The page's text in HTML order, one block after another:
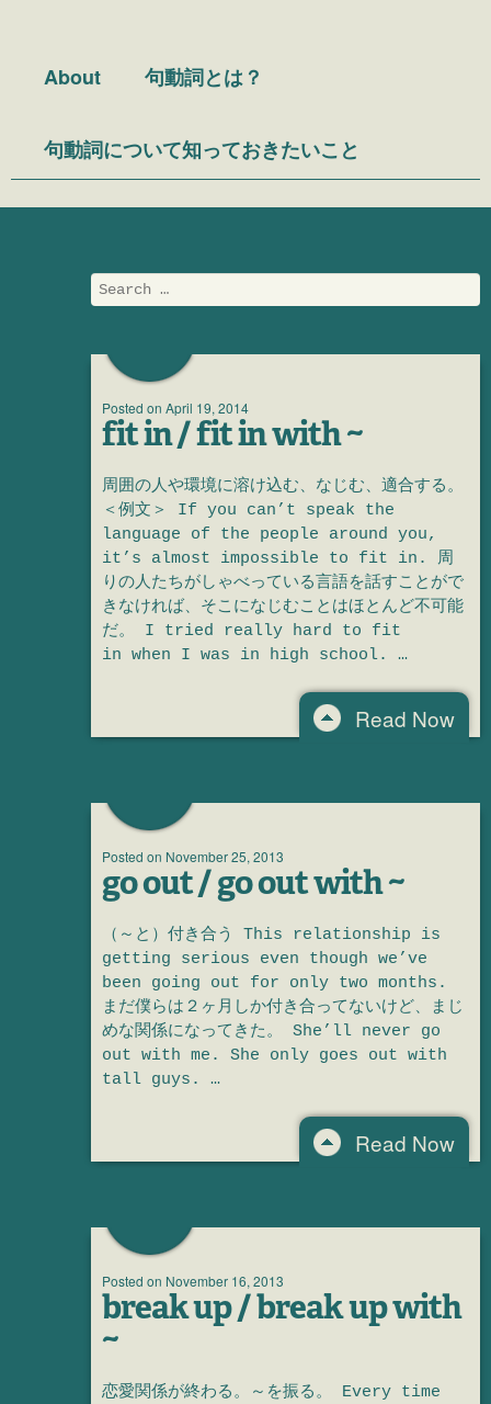
About
句動詞とは？
句動詞について知っておきたいこと
Search
Posted on April 19, 2014
fit in / fit in with ~
周囲の人や環境に溶け込む、なじむ、適合する。
＜例文＞ If you can’t speak the
language of the people around you,
it’s almost impossible to fit in. 周
りの人たちがしゃべっている言語を話すことがで
きなければ、そこになじむことはほとんど不可能
だ。 I tried really hard to fit
in when I was in high school. …
Read Now
Posted on November 25, 2013
go out / go out with ~
（～と）付き合う This relationship is
getting serious even though we’ve
been going out for only two months.
まだ僕らは２ヶ月しか付き合ってないけど、まじ
めな関係になってきた。 She’ll never go
out with me. She only goes out with
tall guys. …
Read Now
Posted on November 16, 2013
break up / break up with
~
恋愛関係が終わる。～を振る。 Every time